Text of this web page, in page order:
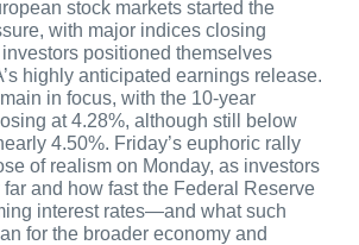
stock markets started the
with major indices closing
positioned themselves
highly anticipated earnings release.
in focus, with the 10-year
at 4.28%, although still below
4.50%. Friday’s euphoric rally
of realism on Monday, as investors
and how fast the Federal Reserve
interest rates—and what such
for the broader economy and